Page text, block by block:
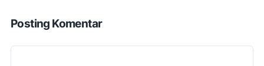
Posting Komentar